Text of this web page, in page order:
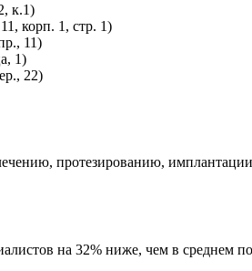
к.1)
корп. 1, стр. 1)
11)
1)
22)
протезированию,
на 32% ниже, чем в среднем